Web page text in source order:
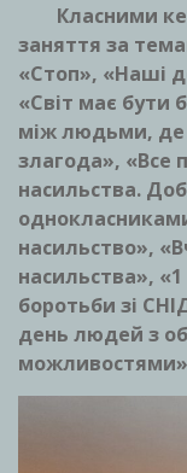
Класними
заняття за
«Стоп», «Наші
«Світ має бути
між людьми, де
злагода», «Все
насильства.
насильство»,
насильства», «1
боротьби зі
день людей з